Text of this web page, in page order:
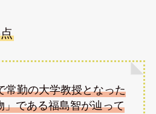
常勤の大学教授となった
」である福島智が辿って